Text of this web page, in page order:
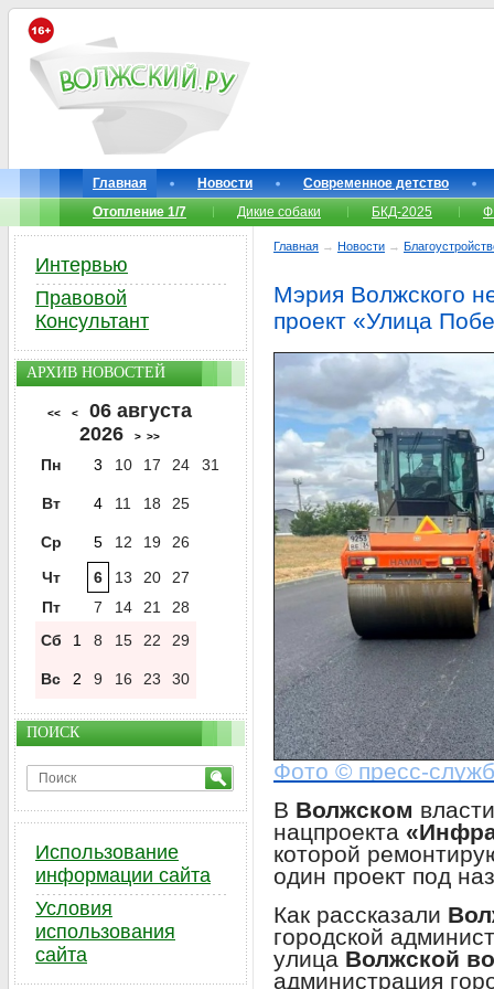
Главная Новости
Современное детство
Отопление 1/7
Дикие собаки БКД-2025
Главная → Новости →
Мэрия Волжского
проект «Улица
Фото © пресс-
В Волжском
нацпроекта
которой
один проект под
Как рассказали
городской
улица Волжской
администрация
Интервью
Правовой
Консультант
АРХИВ НОВОСТЕЙ
<< <
06 августа
2026
> >>
Пн 3 10 17 24 31
Вт 4 11 18 25
Ср 5 12 19
26
Чт
6 13 20
27
Пт
7 14 21
28
Сб
1 8 15 22 29
Вс 2 9 16 23 30
ПОИСК
Использование
информации сайта
Условия
использования
сайта